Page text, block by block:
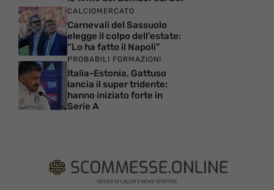
CALCIOMERCATO
Carnevali del Sassuolo
elegge il colpo dell’estate:
“Lo ha fatto il Napoli”
PROBABILI FORMAZIONI
Italia-Estonia, Gattuso
lancia il super tridente:
hanno iniziato forte in
Serie A